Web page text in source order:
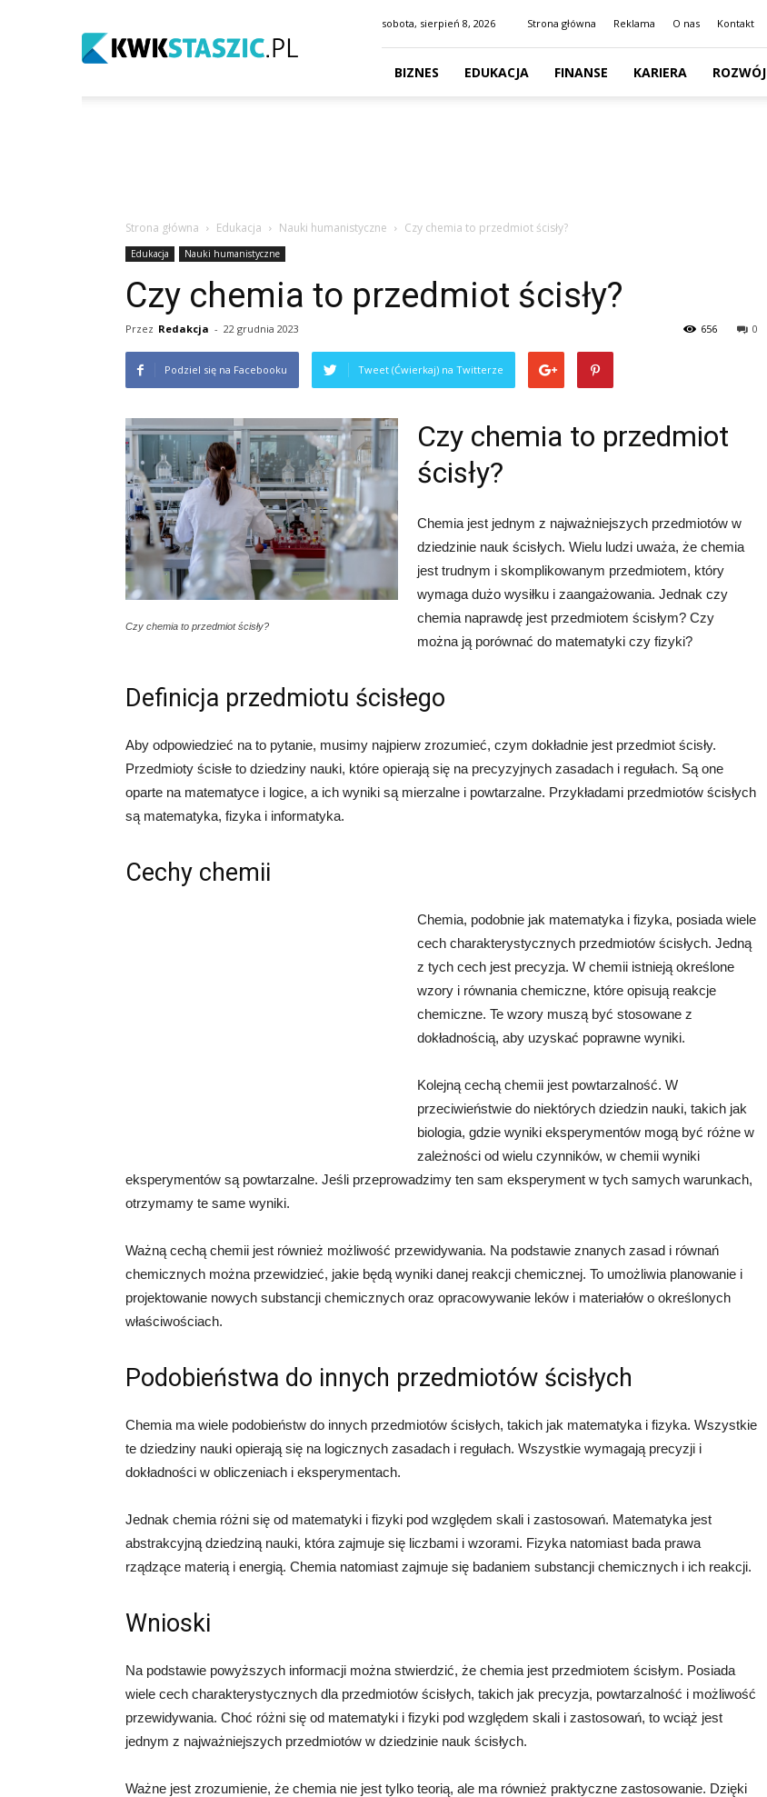
sobota, sierpień 8, 2026 Strona główna Reklama O nas Kontakt
BIZNES EDUKACJA FINANSE KARIERA ROZWÓJ
Strona główna Edukacja Nauki humanistyczne Czy chemia to przedmiot ścisły?
Edukacja Nauki humanistyczne
Czy chemia to przedmiot ścisły?
Przez Redakcja - 22 grudnia 2023 0
656
Podziel się na Facebooku Tweet (Ćwierkaj) na Twitterze
Czy chemia to przedmiot ścisły?
Czy chemia to przedmiot
ścisły?
Chemia jest jednym z najważniejszych przedmiotów w
dziedzinie nauk ścisłych. Wielu ludzi uważa, że chemia
jest trudnym i skomplikowanym przedmiotem, który
wymaga dużo wysiłku i zaangażowania. Jednak czy
chemia naprawdę jest przedmiotem ścisłym? Czy
można ją porównać do matematyki czy fizyki?
Definicja przedmiotu ścisłego
Aby odpowiedzieć na to pytanie, musimy najpierw zrozumieć, czym dokładnie jest przedmiot ścisły.
Przedmioty ścisłe to dziedziny nauki, które opierają się na precyzyjnych zasadach i regułach. Są one
oparte na matematyce i logice, a ich wyniki są mierzalne i powtarzalne. Przykładami przedmiotów ścisłych
są matematyka, fizyka i informatyka.
Cechy chemii
Chemia, podobnie jak matematyka i fizyka, posiada wiele
cech charakterystycznych przedmiotów ścisłych. Jedną
z tych cech jest precyzja. W chemii istnieją określone
wzory i równania chemiczne, które opisują reakcje
chemiczne. Te wzory muszą być stosowane z
dokładnością, aby uzyskać poprawne wyniki.
Kolejną cechą chemii jest powtarzalność. W
przeciwieństwie do niektórych dziedzin nauki, takich jak
biologia, gdzie wyniki eksperymentów mogą być różne w
zależności od wielu czynników, w chemii wyniki
eksperymentów są powtarzalne. Jeśli przeprowadzimy ten sam eksperyment w tych samych warunkach,
otrzymamy te same wyniki.
Ważną cechą chemii jest również możliwość przewidywania. Na podstawie znanych zasad i równań
chemicznych można przewidzieć, jakie będą wyniki danej reakcji chemicznej. To umożliwia planowanie i
projektowanie nowych substancji chemicznych oraz opracowywanie leków i materiałów o określonych
właściwościach.
Podobieństwa do innych przedmiotów ścisłych
Chemia ma wiele podobieństw do innych przedmiotów ścisłych, takich jak matematyka i fizyka. Wszystkie
te dziedziny nauki opierają się na logicznych zasadach i regułach. Wszystkie wymagają precyzji i
dokładności w obliczeniach i eksperymentach.
Jednak chemia różni się od matematyki i fizyki pod względem skali i zastosowań. Matematyka jest
abstrakcyjną dziedziną nauki, która zajmuje się liczbami i wzorami. Fizyka natomiast bada prawa
rządzące materią i energią. Chemia natomiast zajmuje się badaniem substancji chemicznych i ich reakcji.
Wnioski
Na podstawie powyższych informacji można stwierdzić, że chemia jest przedmiotem ścisłym. Posiada
wiele cech charakterystycznych dla przedmiotów ścisłych, takich jak precyzja, powtarzalność i możliwość
przewidywania. Choć różni się od matematyki i fizyki pod względem skali i zastosowań, to wciąż jest
jednym z najważniejszych przedmiotów w dziedzinie nauk ścisłych.
Ważne jest zrozumienie, że chemia nie jest tylko teorią, ale ma również praktyczne zastosowanie. Dzięki